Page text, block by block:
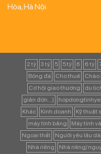
Hòa, Hà Nội
2 tỷ 3 tỷ 5 5 tỷ 6 6 tỷ
Bóng đá
Cho thuê Chào
Cơ hội giao thương
du
giản đơn...)
Khác
Kinh doanh Kỹ thuật
máy tính bảng
Máy tính
Ngoại thất
Người yêu lâu dài
Nhà riêng
Nhà riêng/